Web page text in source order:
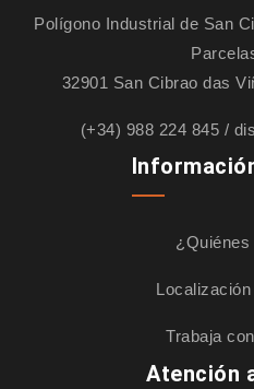
Polígono Industrial de San
32901 San Cibrao das
(+34) 988 224 845 /
Trabaja
Atención